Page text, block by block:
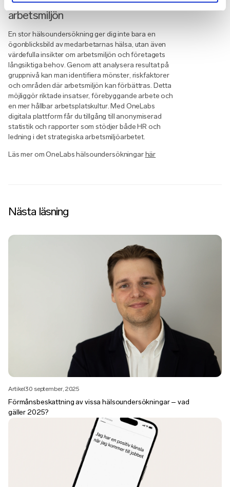
arbetsmiljön
En stor hälsoundersökning ger dig inte bara en
ögonblicksbild av medarbetarnas hälsa, utan även
värdefulla insikter om arbetsmiljön och företagets
långsiktiga behov. Genom att analysera resultat på
gruppnivå kan man identifiera mönster, riskfaktorer
och områden där arbetsmiljön kan förbättras. Detta
möjliggör riktade insatser, förebyggande arbete och
en mer hållbar arbetsplatskultur. Med OneLabs
digitala plattform får du tillgång till anonymiserad
statistik och rapporter som stödjer både HR och
ledning i det strategiska arbetsmiljöarbetet.
Läs mer om OneLabs hälsoundersökningarhär
Nästa läsning
Artikel30 september, 2025
Förmånsbeskattning av vissa hälsoundersökningar – vad
gäller 2025?